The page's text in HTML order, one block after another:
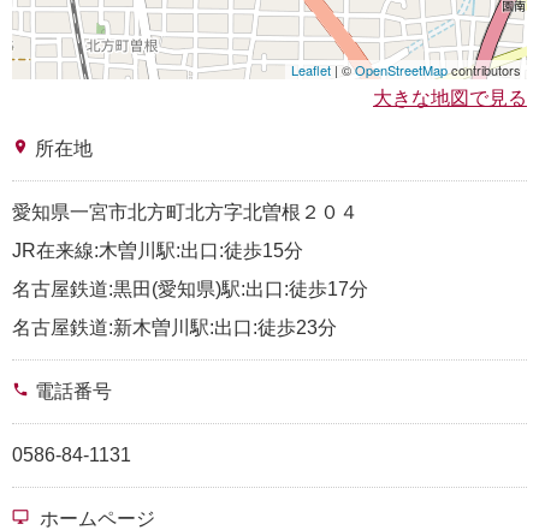
Leaflet | ©OpenStreetMapcontributors
大きな地図で見る
place 所在地
愛知県一宮市北方町北方字北曽根２０４
JR在来線:木曽川駅:出口:徒歩15分
名古屋鉄道:黒田(愛知県)駅:出口:徒歩17分
名古屋鉄道:新木曽川駅:出口:徒歩23分
phone 電話番号
0586-84-1131
desktop_windows ホームページ